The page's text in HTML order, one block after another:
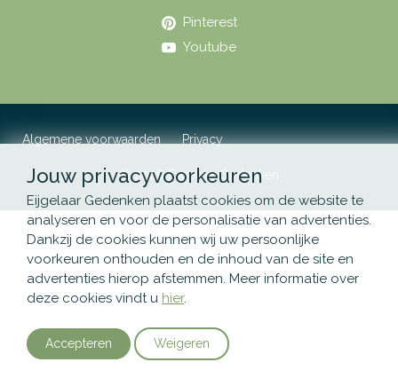
Pinterest
Youtube
Algemene voorwaarden Privacy
© 2026 Eijgelaar Gedenken
Jouw privacyvoorkeuren
Eijgelaar Gedenken plaatst cookies om de website te
analyseren en voor de personalisatie van advertenties.
Dankzij de cookies kunnen wij uw persoonlijke
voorkeuren onthouden en de inhoud van de site en
advertenties hierop afstemmen. Meer informatie over
deze cookies vindt u hier.
Accepteren Weigeren